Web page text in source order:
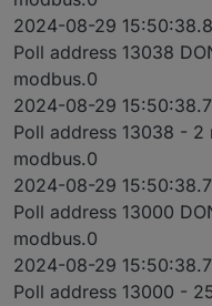
2024-08-29
Poll address 13038
modbus.0
2024-08-29
Poll address 13038 - 2
modbus.0
2024-08-29
Poll address 13000
modbus.0
2024-08-29
Poll address 13000 -